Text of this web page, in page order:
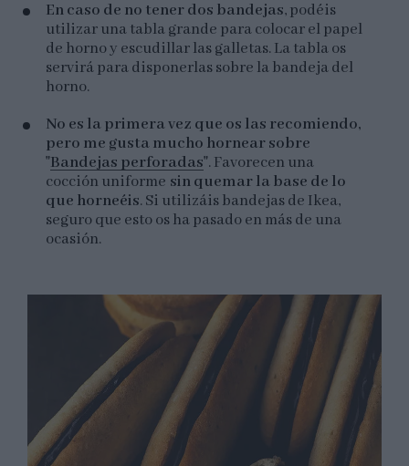
En caso de no tener dos bandejas, podéis
utilizar una tabla grande para colocar el papel
de horno y escudillar las galletas. La tabla os
servirá para disponerlas sobre la bandeja del
horno.
No es la primera vez que os las recomiendo,
pero me gusta mucho hornear sobre
"Bandejas perforadas". Favorecen una
cocción uniforme sin quemar la base de lo
que horneéis. Si utilizáis bandejas de Ikea,
seguro que esto os ha pasado en más de una
ocasión.